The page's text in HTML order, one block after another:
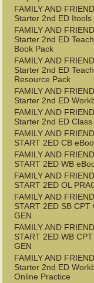
FAMILY AND
Starter 2nd ED Itools
FAMILY AND
Starter 2nd ED
Book Pack
FAMILY AND
Starter 2nd ED
Resource Pack
FAMILY AND
Starter 2nd ED
FAMILY AND
Starter 2nd ED
FAMILY AND
START 2ED CB
FAMILY AND
START 2ED WB
FAMILY AND
START 2ED OL
FAMILY AND
START 2ED SB CPT
GEN
FAMILY AND
START 2ED WB
GEN
FAMILY AND
Starter 2nd ED
Online Practice